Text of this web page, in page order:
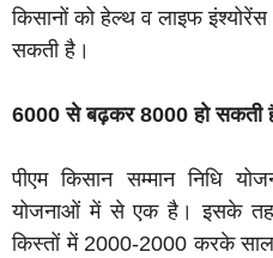
किसानों को हेल्थ व लाइफ इंश्योरेंस
सकती है।
6000 से बढ़कर 8000 हो सकती है
पीएम किसान सम्मान निधि
योजनाओं में से एक है। इसके
किस्तों में 2000-2000 करके